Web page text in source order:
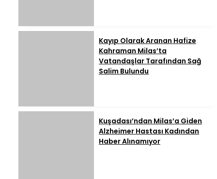
Kayıp Olarak Aranan Hafize
Kahraman Milas’ta
Vatandaşlar Tarafından Sağ
Salim Bulundu
Kuşadası’ndan Milas’a Giden
Alzheimer Hastası Kadından
Haber Alınamıyor